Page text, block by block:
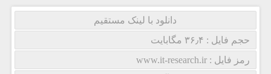
دانلود با لینک مستقیم
حجم فایل : ۳۶٫۴ مگابایت
رمز فایل : www.it-research.ir